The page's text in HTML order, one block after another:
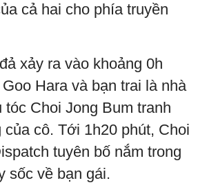
cả hai cho phía truyền
xảy ra vào khoảng 0h
Hara và bạn trai là nhà
tóc Choi Jong Bum tranh
của cô. Tới 1h20 phút, Choi
tuyên bố nắm trong
sốc về bạn gái.